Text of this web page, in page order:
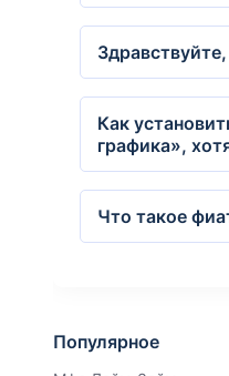
Как
графика»,
Что такое
Популярное